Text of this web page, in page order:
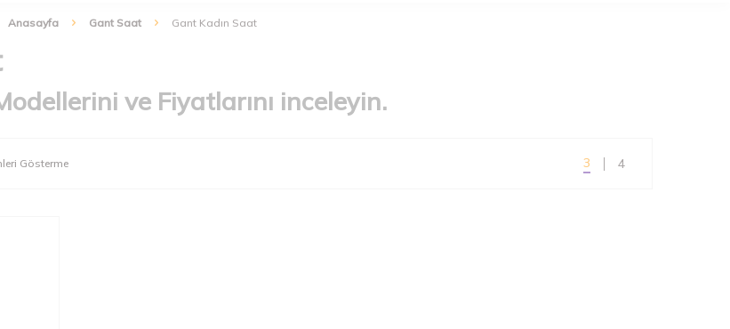
Anasayfa Gant Saat Gant Kadın Saat
ve Fiyatlarını inceleyin.
Gösterme 3 4